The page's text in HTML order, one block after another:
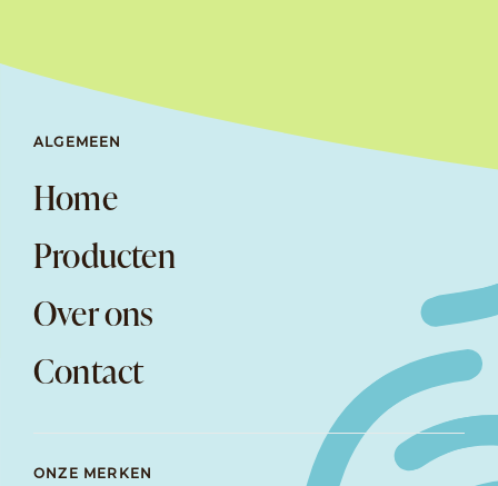
ALGEMEEN
Home
Producten
Over ons
Contact
ONZE MERKEN